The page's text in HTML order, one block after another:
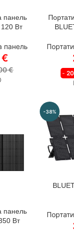
Вт
Вт
панель
Вт
панель
€
€ -
панель
Вт
-38%